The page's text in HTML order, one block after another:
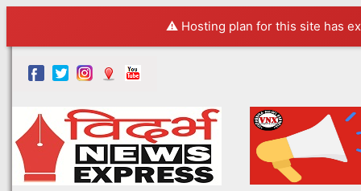
⚠️ Hosting plan for this site has